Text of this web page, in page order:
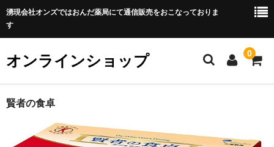
湧現会社オンズではおんだ薬局にて通信販売をおこなっておりま
す
オンラインショップ 0
ホーム
ご利用方法
賢者の食卓